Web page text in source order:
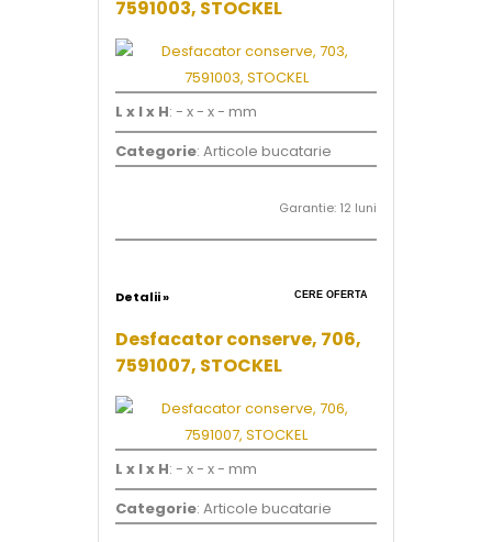
7591003, STOCKEL
L x l x H: - x - x - mm
Categorie: Articole bucatarie
Garantie: 12 luni
Detalii » CERE OFERTA
Desfacator conserve, 706,
7591007, STOCKEL
L x l x H: - x - x - mm
Categorie: Articole bucatarie